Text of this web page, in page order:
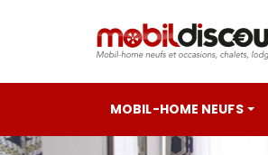
MOBIL-HOME NEUFS